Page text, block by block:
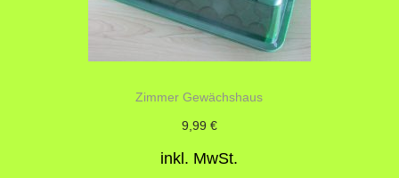
Zimmer Gewächshaus
9,99 €
inkl. MwSt.